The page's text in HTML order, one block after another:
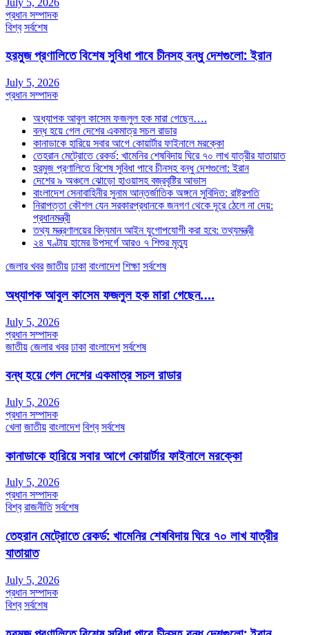
প্রধান সম্পাদক
বিশ্ব সর্বশেষ
হরমুজ প্রণালিতে বিশেষ সুবিধা পাবে চীনসহ বন্ধু দেশগুলো: ইরান
July 5, 2026
প্রধান সম্পাদক
অধ্যাপক আবুল কাসেম ফজলুল হক মারা গেছেন….
বন্ধ হয়ে গেল দেশের একমাত্র সচল রাডার
কানাডাকে হারিয়ে সবার আগে কোয়ার্টার ফাইনালে মরক্কো
তেহরান মেট্রোতে রেকর্ড: খামেনির শেষবিদায় ঘিরে ৭০ লাখ যাত্রীর যাতায়াত
হরমুজ প্রণালিতে বিশেষ সুবিধা পাবে চীনসহ বন্ধু দেশগুলো: ইরান
দেশের ৯ অঞ্চলে ঝোড়ো হাওয়াসহ বজ্রবৃষ্টির আভাস
বাংলাদেশ সেনাবাহিনীর সুনাম আন্তর্জাতিক অঙ্গনে সুবিদিত: রাষ্ট্রপতি
নিরাপত্তা কৌশল যেন সরকারপ্রধানকে জনগণ থেকে দূরে ঠেলে না দেয়:
প্রধানমন্ত্রী
তথ্য মন্ত্রণালয়ের বিদ্যমান আইন যুগোপযোগী করা হবে: তথ্যমন্ত্রী
২৪ ঘণ্টায় হামের উপসর্গে আরও ৭ শিশুর মৃত্যু
জেলার খবর জাতীয় ঢাকা বাংলাদেশ শিক্ষা সর্বশেষ
অধ্যাপক আবুল কাসেম ফজলুল হক মারা গেছেন….
July 5, 2026
প্রধান সম্পাদক
জাতীয় জেলার খবর ঢাকা বাংলাদেশ সর্বশেষ
বন্ধ হয়ে গেল দেশের একমাত্র সচল রাডার
July 5, 2026
প্রধান সম্পাদক
খেলা জাতীয় বাংলাদেশ বিশ্ব সর্বশেষ
কানাডাকে হারিয়ে সবার আগে কোয়ার্টার ফাইনালে মরক্কো
July 5, 2026
প্রধান সম্পাদক
বিশ্ব রাজনীতি সর্বশেষ
তেহরান মেট্রোতে রেকর্ড: খামেনির শেষবিদায় ঘিরে ৭০ লাখ যাত্রীর
যাতায়াত
July 5, 2026
প্রধান সম্পাদক
বিশ্ব সর্বশেষ